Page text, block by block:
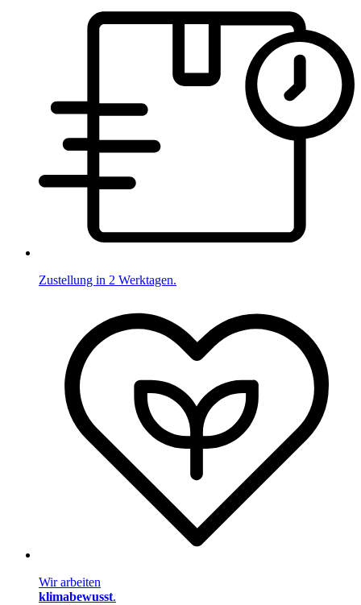
Zustellung in 2 Werktagen.
Wir arbeiten
klimabewusst.